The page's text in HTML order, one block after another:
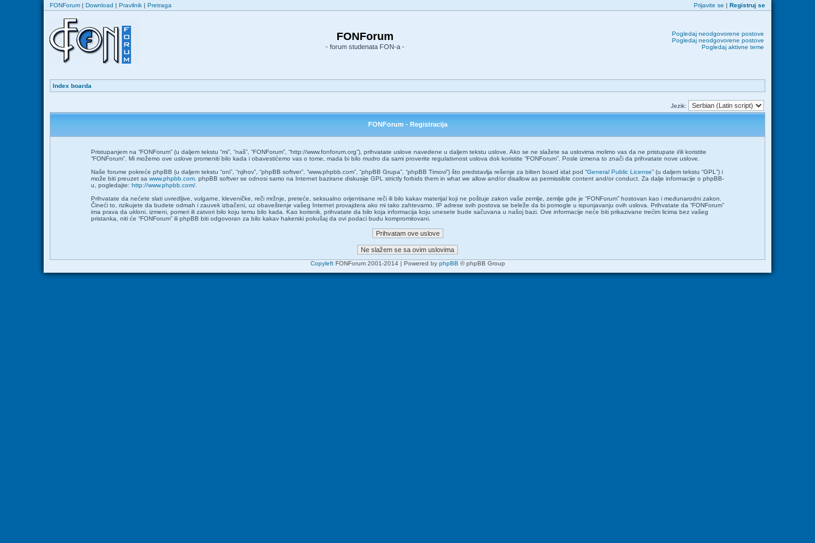
FONForum | Download | Pravilnik | Pretraga Prijavite se | Registruj se
FONForum
- forum studenata FON-a -
Pogledaj neodgovorene postove
Pogledaj neodgovorene postove
Pogledaj aktivne teme
Index boarda
Jezik:
FONForum - Registracija
Pristupanjem na “FONForum” (u daljem tekstu “mi”, “naš”, “FONForum”, “http://www.fonforum.org”), prihvatate uslove navedene u daljem tekstu uslove. Ako se ne slažete sa uslovima molimo vas da ne pristupate i/ili koristite
“FONForum”. Mi možemo ove uslove promeniti bilo kada i obavestićemo vas o tome, mada bi bilo mudro da sami proverite regulativnost uslova dok koristite “FONForum”. Posle izmena to znači da prihvatate nove uslove.
Naše forume pokreće phpBB (u daljem tekstu “oni”, “njihov”, “phpBB softver”, “www.phpbb.com”, “phpBB Grupa”, “phpBB Timovi”) što predstavlja rešenje za bilten board idat pod “General Public License” (u daljem tekstu “GPL”) i
može biti preuzet sa www.phpbb.com. phpBB softver se odnosi samo na Internet bazirane diskusije GPL strictly forbids them in what we allow and/or disallow as permissible content and/or conduct. Za dalje informacije o phpBB-
u, pogledajte: http://www.phpbb.com/.
Prihvatate da nećete slati uvredljive, vulgarne, kleveničke, reči mržnje, preteće, seksualno orijentisane reči ili bilo kakav materijal koji ne poštuje zakon vaše zemlje, zemlje gde je “FONForum” hostovan kao i međunarodni zakon.
Čineći to, rizikujete da budete odmah i zauvek izbačeni, uz obaveštenje vašeg Internet provajdera ako mi tako zahtevamo. IP adrese svih postova se beleže da bi pomogle u ispunjavanju ovih uslova. Prihvatate da “FONForum”
ima prava da ukloni, izmeni, pomeri ili zatvori bilo koju temu bilo kada. Kao korisnik, prihvatate da bilo koja informacija koju unesete bude sačuvana u našoj bazi. Ove informacije neće biti prikazivane trećim licima bez vašeg
pristanka, niti će “FONForum” ili phpBB biti odgovoran za bilo kakav hakerski pokušaj da ovi podaci budu kompromitovani.
CopyleftFONForum 2001-2014 | Powered by phpBB © phpBB Group